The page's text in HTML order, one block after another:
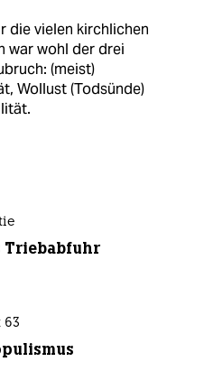
die vielen kirchlichen
war wohl der drei
(meist)
Wollust (Todsünde)
Triebabfuhr
63